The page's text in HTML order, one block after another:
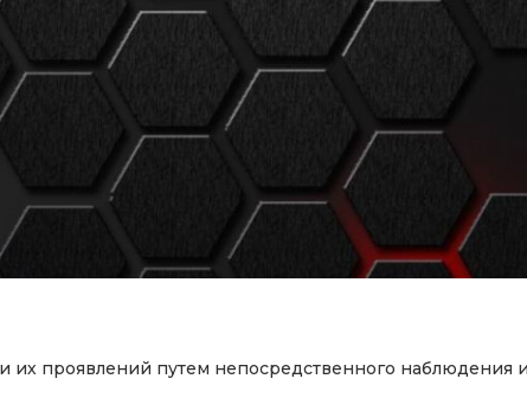
их проявлений путем непосредственного наблюдения